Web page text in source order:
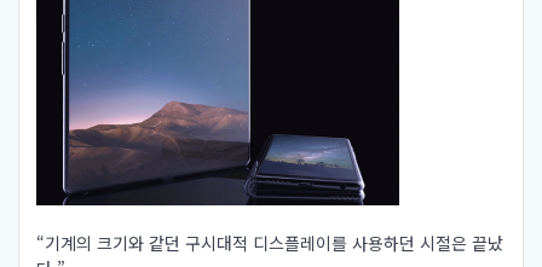
“기계의 크기와 같던 구시대적 디스플레이를 사용하던 시절은 끝났